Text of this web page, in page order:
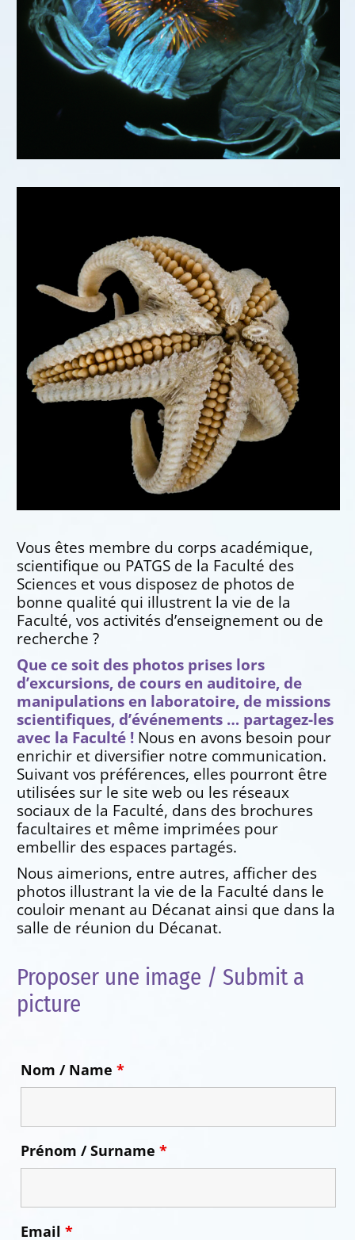
Vous êtes membre du corps académique,
scientifique ou PATGS de la Faculté des
Sciences et vous disposez de photos de
bonne qualité qui illustrent la vie de la
Faculté, vos activités d’enseignement ou de
recherche ?
Que ce soit des photos prises lors
d’excursions, de cours en auditoire, de
manipulations en laboratoire, de missions
scientifiques, d’événements … partagez-les
avec la Faculté !Nous en avons besoin pour
enrichir et diversifier notre communication.
Suivant vos préférences, elles pourront être
utilisées sur le site web ou les réseaux
sociaux de la Faculté, dans des brochures
facultaires et même imprimées pour
embellir des espaces partagés.
Nous aimerions, entre autres, afficher des
photos illustrant la vie de la Faculté dans le
couloir menant au Décanat ainsi que dans la
salle de réunion du Décanat.
Proposer une image / Submit a
picture
Nom / Name *
Prénom / Surname *
Email *